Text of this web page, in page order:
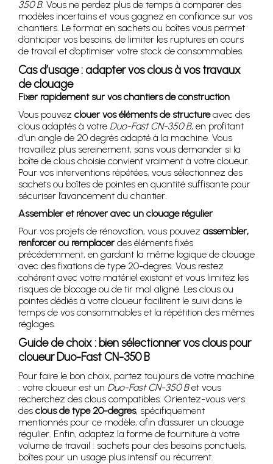
350 B. Vous ne perdez plus de temps à comparer des
modèles incertains et vous gagnez en confiance sur vos
chantiers. Le format en sachets ou boîtes vous permet
d’anticiper vos besoins, de limiter les ruptures en cours
de travail et d’optimiser votre stock de consommables.
Cas d’usage : adapter vos clous à vos travaux
de clouage
Fixer rapidement sur vos chantiers de construction
Vous pouvez clouer vos éléments de structureavec des
clous adaptés à votre Duo-Fast CN-350 B, en profitant
d’un angle de 20 degrés adapté à la machine. Vous
travaillez plus sereinement, sans vous demander si la
boîte de clous choisie convient vraiment à votre cloueur.
Pour vos interventions répétées, vous sélectionnez des
sachets ou boîtes de pointes en quantité suffisante pour
sécuriser l’avancement du chantier.
Assembler et rénover avec un clouage régulier
Pour vos projets de rénovation, vous pouvez assembler,
renforcer ou remplacerdes éléments fixés
précédemment, en gardant la même logique de clouage
avec des fixations de type 20-degres. Vous restez
cohérent avec votre matériel existant et vous limitez les
risques de blocage ou de tir mal aligné. Les clous ou
pointes dédiés à votre cloueur facilitent le suivi dans le
temps de vos consommables et la répétition des mêmes
réglages.
Guide de choix : bien sélectionner vos clous pour
cloueur Duo-Fast CN-350 B
Pour faire le bon choix, partez toujours de votre machine
: votre cloueur est un Duo-Fast CN-350 Bet vous
recherchez des clous compatibles. Orientez-vous vers
des clous de type 20-degres, spécifiquement
mentionnés pour ce modèle, afin d’assurer un clouage
régulier. Enfin, adaptez la forme de fourniture à votre
volume de travail : sachets pour des besoins ponctuels,
boîtes pour un usage plus intensif ou récurrent.